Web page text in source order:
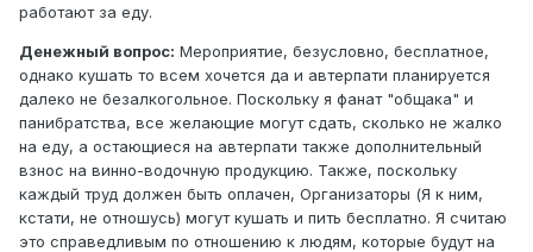
работают за еду.
Денежный вопрос: Мероприятие, безусловно, бесплатное,
однако кушать то всем хочется да и автерпати планируется
далеко не безалкогольное. Поскольку я фанат "общака" и
панибратства, все желающие могут сдать, сколько не жалко
на еду, а остающиеся на автерпати также дополнительный
взнос на винно-водочную продукцию. Также, поскольку
каждый труд должен быть оплачен, Организаторы (Я к ним,
кстати, не отношусь) могут кушать и пить бесплатно. Я считаю
это справедливым по отношению к людям, которые будут на